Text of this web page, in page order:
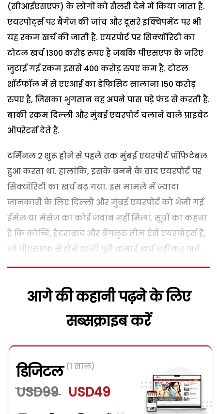
(सीआईएसएफ) के लोगों को सैलरी देने में किया जाता है.
एयरपोर्ट्स पर बैगेज की जांच और दूसरे इक्विपमेंट पर भी
यह रकम खर्च की जाती है. एयरपोर्ट पर सिक्यॉरिटी का
टोटल खर्च 1300 करोड़ रुपए है जबकि पीएसएफ के जरिए
जुटाई गई रकम इससे 400 करोड़ रुपए कम है. टोटल
शॉर्टफॉल में से एएआई का डेफिसिट सालाना 150 करोड़
रुपए है, जिसका भुगतान वह अपने पास पड़े फंड से करती है.
बाकी रकम दिल्ली और मुंबई एयरपोर्ट चलाने वाले प्राइवेट
ऑपरेटर्स देते हैं.
टर्मिनल 2 शुरू होने से पहले तक मुंबई एयरपोर्ट प्रॉफिटेबल
हुआ करता था. हालांकि, इसके बनने के बाद एयरपोर्ट पर
सिक्यॉरिटी का खर्च बढ़ गया. इस मामले में ज्यादा
जानकारी के लिए दिल्ली और मुंबई एयरपोर्ट को भेजी गई
ईमेल या मेसेज का कोई जवाब नहीं मिला. सूत्रों का कहना
है कि कोच्चि, हैदराबाद और बेंगलुरु तीन ऐसे एयरपोर्ट्स हैं,
जो पीएसएफ से होने वाली पूरी कमाई खर्च नहीं कर पाते.
आगे की कहानी पढ़ने के लिए
सब्सक्राइब करें
डिजिटल (1 साल)
USD99 USD49